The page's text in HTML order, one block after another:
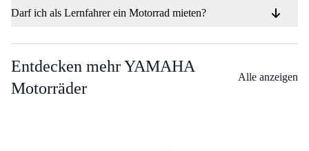
Darf ich als Lernfahrer ein Motorrad mieten?
Entdecken mehr YAMAHA
Motorräder
Alle anzeigen